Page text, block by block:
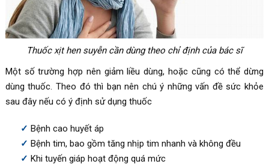
Thuốc xịt hen suyễn cần dùng theo chỉ định của bác sĩ
Một số trường hợp nên giảm liều dùng, hoặc cũng có thể dừng
dùng thuốc. Theo đó thì bạn nên chú ý những vấn đề sức khỏe
sau đây nếu có ý định sử dụng thuốc
Bệnh cao huyết áp
Bệnh tim, bao gồm tăng nhịp tim nhanh và không đều
Khi tuyến giáp hoạt động quá mức